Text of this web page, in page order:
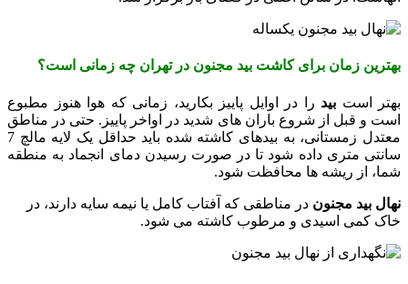
بهترین زمان برای کاشت بید مجنون در تهران چه زمانی است؟
بهتر است بید را در اوایل پاییز بکارید، زمانی که هوا هنوز مطبوع
است و قبل از شروع باران های شدید در اواخر پاییز. حتی در مناطق
معتدل زمستانی، به بیدهای کاشته شده باید حداقل یک لایه مالچ 7
سانتی متری داده شود تا در صورت رسیدن دمای انجماد به منطقه
شما، از ریشه ها محافظت شود.
نهال بید مجنون در مناطقی که آفتاب کامل یا نیمه سایه دارند، در
خاک کمی اسیدی و مرطوب کاشته می شود.